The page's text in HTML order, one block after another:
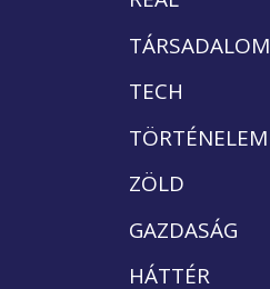
TÁRSADALOM
TECH
TÖRTÉNELEM
ZÖLD
GAZDASÁG
HÁTTÉR